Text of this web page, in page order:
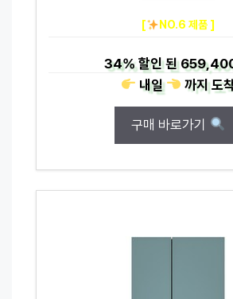
[ NO.6 제품 ]
34%할인 된
내일
까지도
구매 바로가기